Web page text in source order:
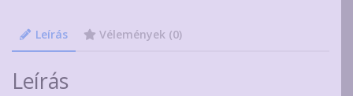
Leírás Vélemények (0)
Leírás